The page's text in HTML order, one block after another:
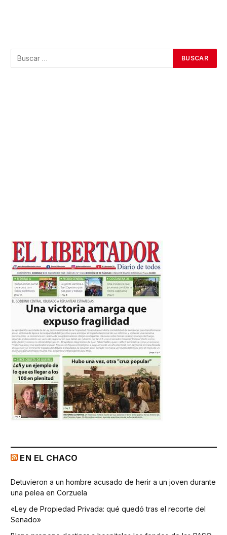
EN EL CHACO
Detuvieron a un hombre acusado de herir a un joven durante
una pelea en Corzuela
«Ley de Propiedad Privada: qué quedó tras el recorte del
Senado»